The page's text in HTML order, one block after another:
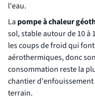
l'eau.
La pompe à chaleur
sol, stable autour de 10 à
les coups de froid qui
aérothermiques, donc
consommation reste la
chantier
terrain.